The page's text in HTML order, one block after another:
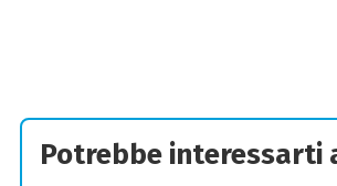
Potrebbe interessarti